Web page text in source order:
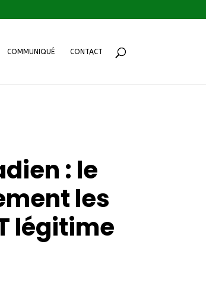
COMMUNIQUÉ CONTACT
: le
les
légitime